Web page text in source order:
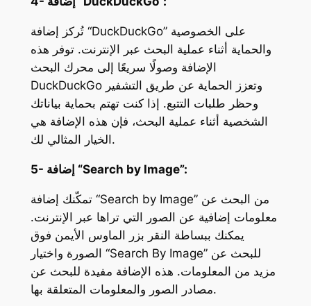
تُركز إضافة “DuckDuckGo” على الخصوصية
والحماية أثناء عملية البحث عبر الإنترنت. توفر هذه
الإضافة وصولًا سريعًا إلى محرك البحث
DuckDuckGo وتعزز الحماية عن طريق التشفير
وحظر طلبات التتبع. إذا كنت تهتم بحماية بياناتك
الشخصية أثناء عملية البحث، فإن هذه الإضافة هي
الخيار المثالي لك.
5- إضافة “Search by Image”:
تمكّنك إضافة “Search by Image” من البحث عن
معلومات إضافية عن الصور التي تراها عبر الإنترنت.
يمكنك ببساطة النقر بزر الماوس الأيمن فوق
الصورة واختيار “Search By Image” للبحث عن
مزيد من المعلومات. هذه الإضافة مفيدة للبحث عن
مصادر الصور والمعلومات المتعلقة بها.